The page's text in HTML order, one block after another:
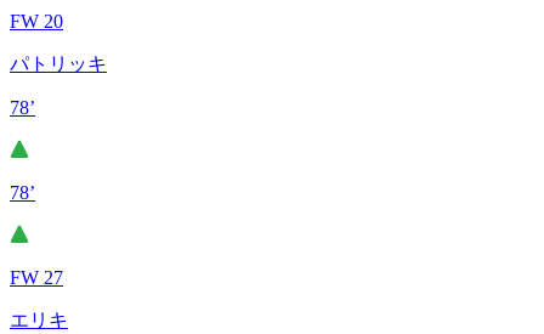
FW 20
パトリッキ
78’
78’
FW 27
エリキ